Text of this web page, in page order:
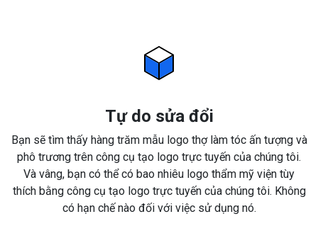
Tự do sửa đổi
Bạn sẽ tìm thấy hàng trăm mẫu logo thợ làm tóc ấn tượng và
phô trương trên công cụ tạo logo trực tuyến của chúng tôi.
Và vâng, bạn có thể có bao nhiêu logo thẩm mỹ viện tùy
thích bằng công cụ tạo logo trực tuyến của chúng tôi. Không
có hạn chế nào đối với việc sử dụng nó.